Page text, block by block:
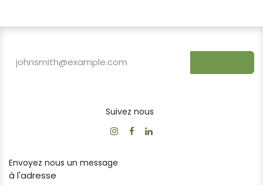
Suivez nous
Envoyez nous un message
à l'adresse